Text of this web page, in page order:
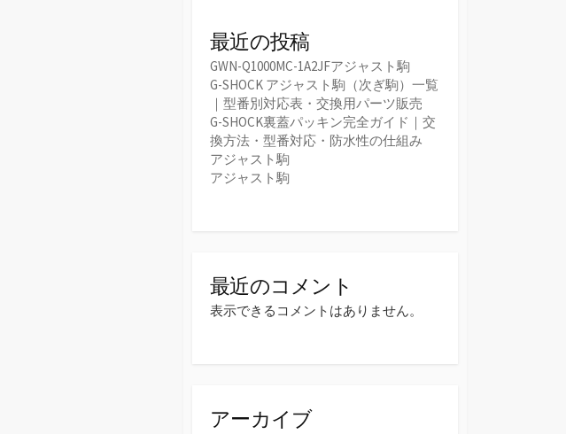
最近の投稿
GWN-Q1000MC-1A2JFアジャスト駒
G-SHOCK アジャスト駒（次ぎ駒）一覧
｜型番別対応表・交換用パーツ販売
G-SHOCK裏蓋パッキン完全ガイド｜交
換方法・型番対応・防水性の仕組み
アジャスト駒
アジャスト駒
最近のコメント
表示できるコメントはありません。
アーカイブ